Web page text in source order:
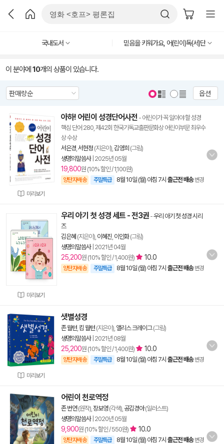
국내도서 믿음을 키워가요, 어(린이)독(서)단
이 분야에 10개의 상품이 있습니다.
옵션
미리보기
아하! 어린이 성경단어사전 - 어린이가 꼭 알아야 할 성경
핵심 단어 280, 제42회 한국기독교출판문화상 어린이부문 최우수
상 수상
서은경 서현정 (지은이), 김영희 (그림)
생명의말씀사| 2025년 05월
19,800원 (10% 할인 / 1,100원)
양탄자배송 주말특급 8월 10일 (월) 아침 7시 출근전 배송 변경
미리보기
우리 아기 첫 성경 세트 - 전3권 -우리 아기 첫 성경 시리
즈
김은혜 (지은이), 이혜진 이인화(그림)
생명의말씀사| 2021년 04월
25,200원 (10% 할인 / 1,400원) 10.0
양탄자배송 주말특급 8월 10일 (월) 아침 7시 출근전 배송 변경
미리보기
샛별성경
존 월턴 킴 월턴 (지은이), 앨리스 크레이그(그림)
생명의말씀사| 2021년 08월
25,200원 (10% 할인 / 1,400원) 10.0
양탄자배송 주말특급 8월 10일 (월) 아침 7시 출근전 배송 변경
어린이 천로역정
존 번연(원작), 장보영(각색), 공김경아(일러스트)
생명의말씀사| 2020년 05월
9,900원 (10% 할인 / 550원) 10.0
양탄자배송 주말특급 8월 10일 (월) 아침 7시 출근전 배송 변경